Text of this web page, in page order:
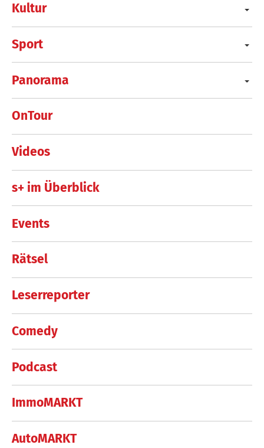
Kultur
Sport
Panorama
OnTour
Videos
s+ im Überblick
Events
Rätsel
Leserreporter
Comedy
Podcast
ImmoMARKT
AutoMARKT